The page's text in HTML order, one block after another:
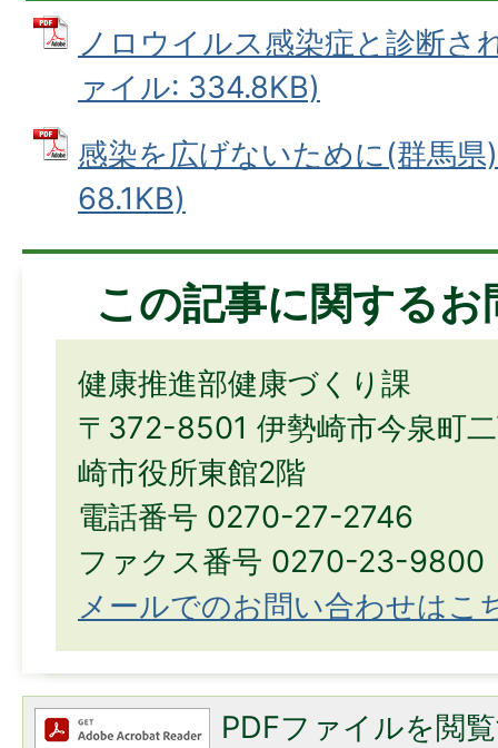
ノロウイルス感染症と診断さ
ァイル: 334.8KB)
感染を広げないために(群馬
68.1KB)
この記事に関する
健康推進部健康づくり課
〒372-8501 伊勢崎市今泉町
崎市役所東館2階
電話番号 0270-27-2746
ファクス番号 0270-23-9800
メールでのお問い合わせはこ
PDFファイルを閲